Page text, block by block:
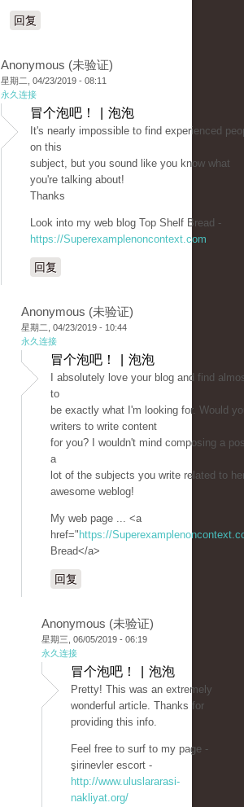
回复
Anonymous (未验证)
星期二, 04/23/2019 - 08:11
永久连接
冒个泡吧！ | 泡泡
It's nearly impossible to find experienced
on this
subject, but you sound like you know what
you're talking about!
Thanks
Look into my web blog Top Shelf Bread -
https://Superexamplenoncontext.com
回复
Anonymous (未验证)
星期二, 04/23/2019 - 10:44
永久连接
冒个泡吧！ | 泡泡
I absolutely love your blog and find
to
be exactly what I'm looking for. Would
writers to write content
for you? I wouldn't mind composing a
a
lot of the subjects you write related to
awesome weblog!
My web page ... <a
href=" https://
Bread</a>
回复
Anonymous (未验证)
星期三, 06/05/2019 - 06:19
永久连接
冒个泡吧！ | 泡泡
Pretty! This was an extremely
wonderful article. Thanks for
providing this info.
Feel free to surf to my page -
şirinevler escort -
http://www.uluslararasi-
nakliyat.org/